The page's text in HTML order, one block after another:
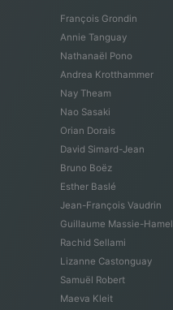
François Grondin
Annie Tanguay
Nathanaël Pono
Andrea Krotthammer
Nay Theam
Nao Sasaki
Orian Dorais
David Simard-Jean
Bruno Boëz
Esther Baslé
Jean-François Vaudrin
Guillaume Massie-Hamel
Rachid Sellami
Lizanne Castonguay
Samuël Robert
Maeva Kleit